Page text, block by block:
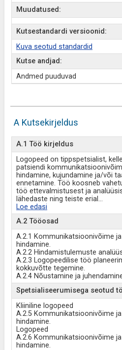
Muudatused:
Kutsestandardi versioonid:
Kuva seotud standardid
Kutse andjad:
Andmed puuduvad
A Kutsekirjeldus
A.1 Töö kirjeldus
Logopeed on tippspetsialist,
patsiendi
hindamine, kujundamine ja/või
ennetamine. Töö koosneb
töö ettevalmistusest ja
lähedaste ning teiste erial...
Loe edasi
A.2 Tööosad
A.2.1 Kommunikatsioonivõime
hindamine.
A.2.2 Hindamistulemuste
A.2.3 Logopeedilise töö
kokkuvõtte tegemine.
A.2.4 Nõustamine ja
Spetsialiseerumisega seotud
Kliiniline logopeed
A.2.5 Kommunikatsioonivõime
hindamine.
Logopeed
A.2.6 Kommunikatsioonivõime
hindamine.